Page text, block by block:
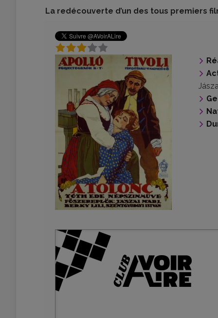
La redécouverte d’un des tous premiers